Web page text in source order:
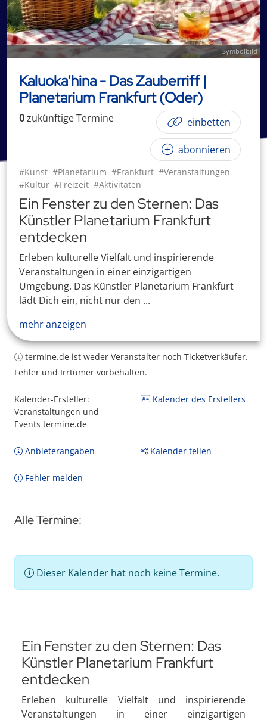
Symbolbild
Kaluoka'hina - Das Zauberriff |
Planetarium Frankfurt (Oder)
0zukünftigeTermine einbetten
abonnieren
#Kunst #Planetarium #Frankfurt #Veranstaltungen
#Kultur #Freizeit #Aktivitäten
Ein Fenster zu den Sternen: Das
Künstler Planetarium Frankfurt
entdecken
Erleben kulturelle Vielfalt und inspirierende
Veranstaltungen in einer einzigartigen
Umgebung. Das Künstler Planetarium Frankfurt
lädt Dich ein, nicht nur den ...
mehr anzeigen
termine.de ist weder Veranstalter noch Ticketverkäufer.
Fehler und Irrtümer vorbehalten.
Kalender-Ersteller:
Veranstaltungen und
Events termine.de
Kalender des Erstellers
Anbieterangaben Kalender teilen
Fehler melden
Alle Termine:
Dieser Kalender hat noch keine Termine.
Ein Fenster zu den Sternen: Das
Künstler Planetarium Frankfurt
entdecken
Erleben kulturelle Vielfalt und inspirierende
Veranstaltungen in einer einzigartigen